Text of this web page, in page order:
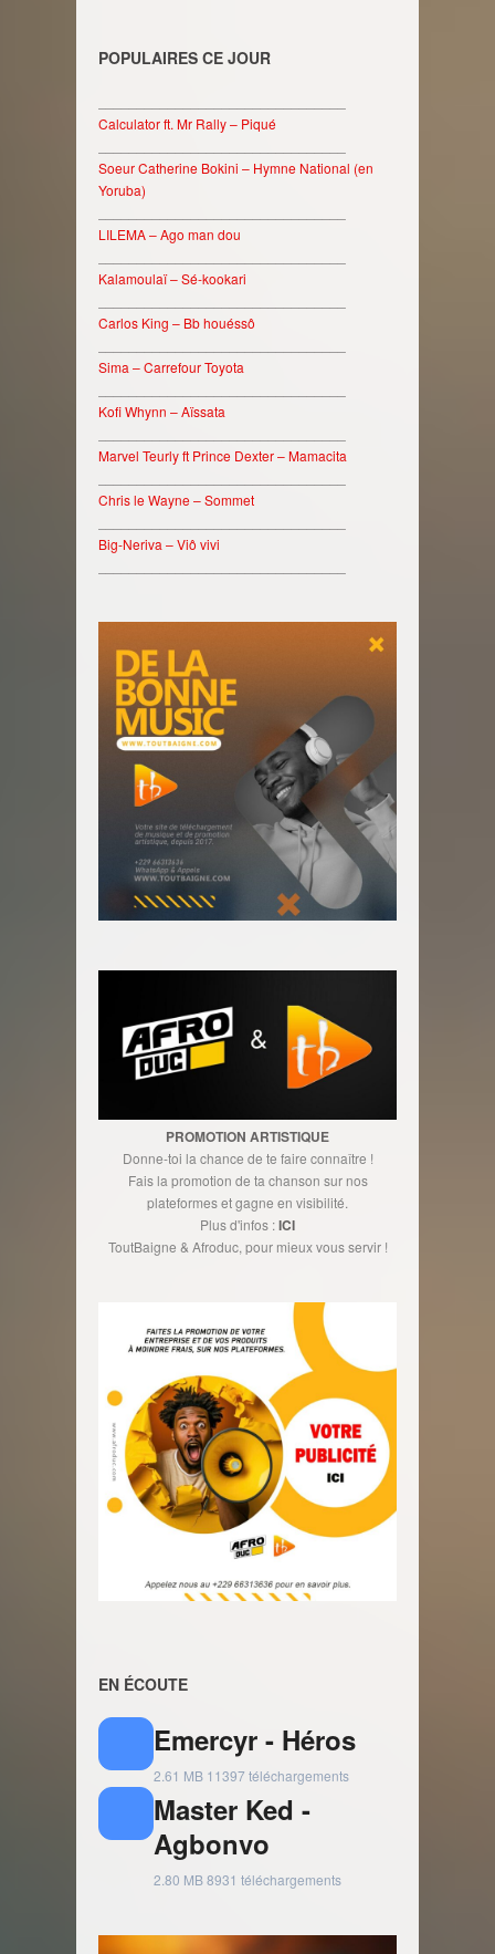
POPULAIRES CE JOUR
Calculator ft. Mr Rally – Piqué
Soeur Catherine Bokini – Hymne National (en
Yoruba)
LILEMA – Ago man dou
Kalamoulaï – Sé-kookari
Carlos King – Bb houéssô
Sima – Carrefour Toyota
Kofi Whynn – Aïssata
Marvel Teurly ft Prince Dexter – Mamacita
Chris le Wayne – Sommet
Big-Neriva – Viô vivi
PROMOTION ARTISTIQUE
Donne-toi la chance de te faire connaître !
Fais la promotion de ta chanson sur nos
plateformes et gagne en visibilité.
Plus d'infos :ICI
ToutBaigne & Afroduc, pour mieux vous servir !
EN ÉCOUTE
Emercyr - Héros
2.61 MB 11397 téléchargements
Master Ked -
Agbonvo
2.80 MB8931 téléchargements